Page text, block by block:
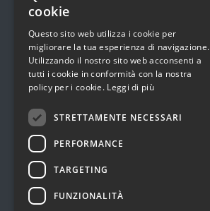
cookie
Questo sito web utilizza i cookie per
migliorare la tua esperienza di navigazione.
Utilizzando il nostro sito web acconsenti a
tutti i cookie in conformità con la nostra
policy per i cookie. Leggi di più
STRETTAMENTE NECESSARI
PERFORMANCE
TARGETING
FUNZIONALITÀ